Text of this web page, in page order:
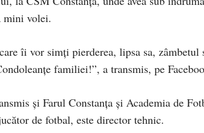
mini volei.
îi vor simți pierderea, lipsa sa, zâmbetul
familiei!”, a transmis, pe
și Farul Constanța și Academia de
de fotbal, este director tehnic.